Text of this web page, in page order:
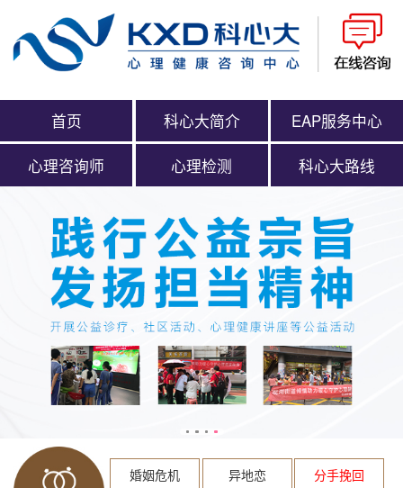
首页 科心大简介 EAP服务中心
心理咨询师 心理检测 科心大路线
婚姻危机 异地恋
分手挽回